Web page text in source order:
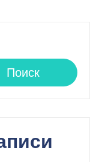
Поиск